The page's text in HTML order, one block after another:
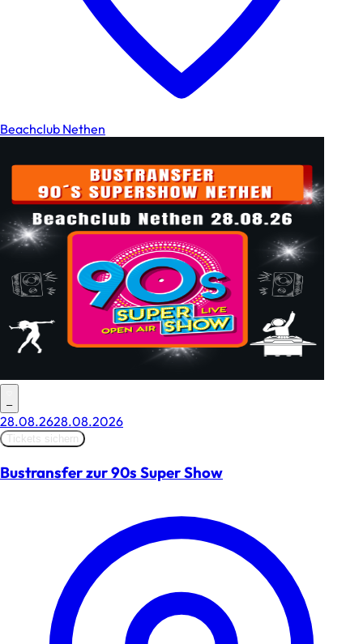
Beachclub Nethen
–
28.08.2628.08.2026
Tickets sichern
Bustransfer zur 90s Super Show